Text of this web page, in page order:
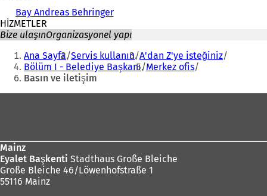
Bay Andreas Behringer
HİZMETLER
Bize ulaşınOrganizasyonel yapı
Buradasınız:
Ana Sayfa Servis kullanın A'dan Z'ye isteğiniz
Bölüm I - Belediye Başkanı Merkez ofis
Basın ve iletişim
Mainz
Eyalet Başkenti Stadthaus Große Bleiche
Große Bleiche 46/Löwenhofstraße 1
55116 Mainz